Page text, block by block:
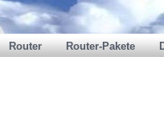
Router Router-Pakete